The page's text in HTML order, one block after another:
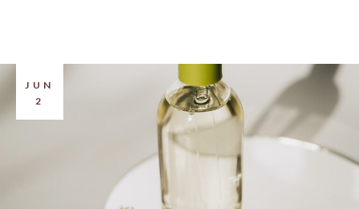
JUN
2